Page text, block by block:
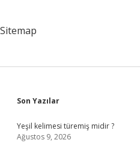
Sitemap
Sidebar
Son Yazılar
Yeşil kelimesi türemiş midir ?
Ağustos 9, 2026